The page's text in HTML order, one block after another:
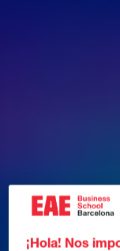
¡Hola! Nos